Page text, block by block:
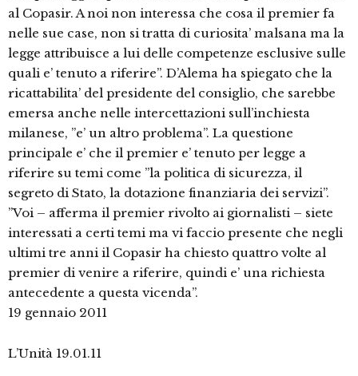
al Copasir. A noi non interessa che cosa il premier fa
nelle sue case, non si tratta di curiosita’ malsana ma la
legge attribuisce a lui delle competenze esclusive sulle
quali e’ tenuto a riferire”. D’Alema ha spiegato che la
ricattabilita’ del presidente del consiglio, che sarebbe
emersa anche nelle intercettazioni sull’inchiesta
milanese, ”e’ un altro problema”. La questione
principale e’ che il premier e’ tenuto per legge a
riferire su temi come ”la politica di sicurezza, il
segreto di Stato, la dotazione finanziaria dei servizi”.
”Voi – afferma il premier rivolto ai giornalisti – siete
interessati a certi temi ma vi faccio presente che negli
ultimi tre anni il Copasir ha chiesto quattro volte al
premier di venire a riferire, quindi e’ una richiesta
antecedente a questa vicenda”.
19 gennaio 2011
L’Unità 19.01.11